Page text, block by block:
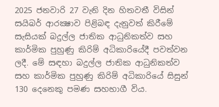
2025 ජනවාරි 27 වැනි දින හිතවතී විසින්
සයිබර් ආරක්‍ෂාව පිළිබඳ දැනුවත් කිරීමේ
සැසියක් බදුල්ල ජාතික ආධුනිකත්ව සහ
කාර්මික පුහුණු කිරිම් අධිකාරියේදී පවත්වන
ලදී. මේ සඳහා බදුල්ල ජාතික ආධුනිකත්ව
සහ කාර්මික පුහුණු කිරිම් අධිකාරියේ සිසුන්
130 දෙනෙකු පමණ සහභාගී විය.